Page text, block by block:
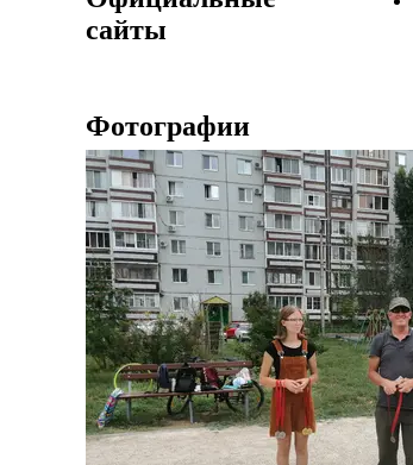
сайты
Фотографии